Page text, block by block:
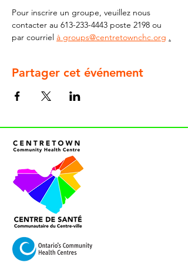
Pour inscrire un groupe, veuillez nous
contacter au 613-233-4443 poste 2198 ou
par courriel à groups@centretownchc.org .
Partager cet événement